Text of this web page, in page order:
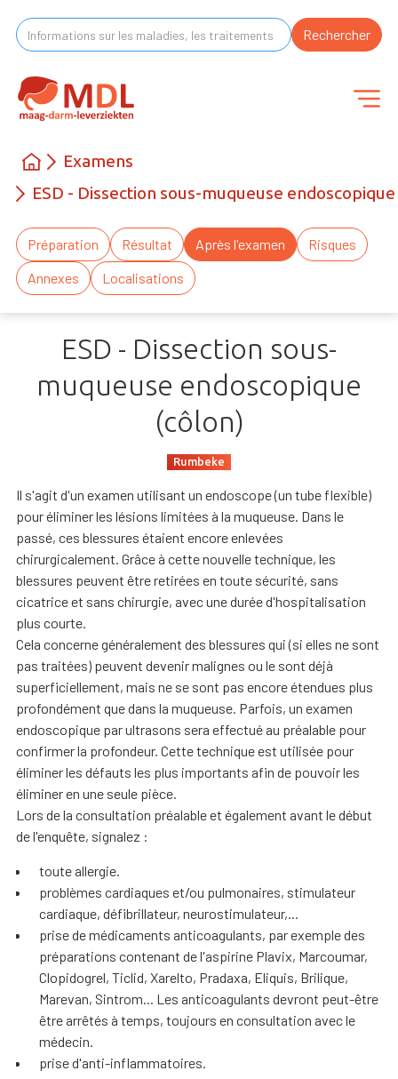
Examens
ESD - Dissection sous-muqueuse
Préparation Résultat Après l'examen
Risques
Annexes
Localisations
ESD - Dissection sous-
muqueuse endoscopique
(côlon)
Rumbeke
Il s'agit d'un examen utilisant un endoscope (un tube flexible)
pour éliminer les lésions limitées à la muqueuse. Dans le
passé, ces blessures étaient encore enlevées
chirurgicalement. Grâce à cette nouvelle technique, les
blessures peuvent être retirées en toute sécurité, sans
cicatrice et sans chirurgie, avec une durée d'hospitalisation
plus courte.
Cela concerne généralement des blessures qui (si elles ne sont
pas traitées) peuvent devenir malignes ou le sont déjà
superficiellement, mais ne se sont pas encore étendues plus
profondément que dans la muqueuse. Parfois, un examen
endoscopique par ultrasons sera effectué au préalable pour
confirmer la profondeur. Cette technique est utilisée pour
éliminer les défauts les plus importants afin de pouvoir les
éliminer en une seule pièce.
Lors de la consultation préalable et également avant le début
de l'enquête, signalez :
toute allergie.
problèmes cardiaques et/ou pulmonaires, stimulateur
cardiaque, défibrillateur, neurostimulateur,...
prise de médicaments anticoagulants, par exemple des
préparations contenant de l'aspirine Plavix, Marcoumar,
Clopidogrel, Ticlid, Xarelto, Pradaxa, Eliquis, Brilique,
Marevan, Sintrom... Les anticoagulants devront peut-être
être arrêtés à temps, toujours en consultation avec le
médecin.
prise d'anti-inflammatoires.